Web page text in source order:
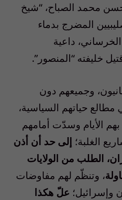
محمد الصباح، “شيخ
المضرج بدماء
داعية
خليفته “المنصور”.
وجميعهم دون
مطالع حياتهم السياسية،
بهم الأيام وسدّت أمامهم
الغلبة؛ إلى حد أن أذن
الطلب من الولايات
، وتنظّم لهم مفاوضات
وإسرائيل؛ علّ هكذا